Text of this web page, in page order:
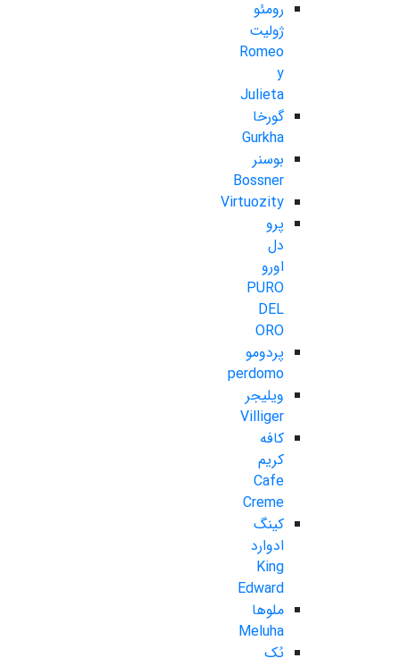
رومئو
ژولیت
Romeo
y
Julieta
گورخا
Gurkha
بوسنر
Bossner
Virtuozity
پرو
دل
اورو
PURO
DEL
ORO
پردومو
perdomo
ویلیجر
Villiger
کافه
کریم
Cafe
Creme
کینگ
ادوارد
King
Edward
ملوها
Meluha
پُک